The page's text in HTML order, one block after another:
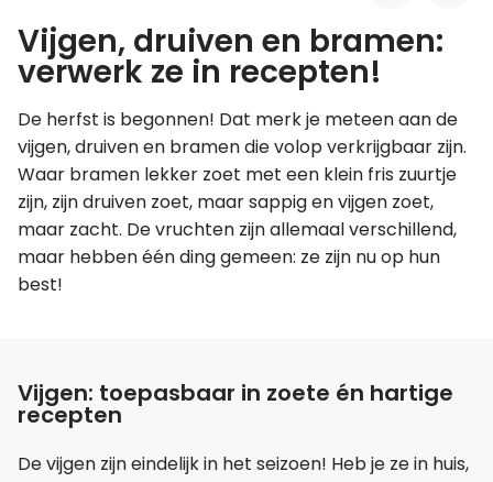
Leer koken als een chef
Kooktips & blogs
Vijgen, druiven en bramen:
verwerk ze in recepten!
De herfst is begonnen! Dat merk je meteen aan de
vijgen, druiven en bramen die volop verkrijgbaar zijn.
Waar bramen lekker zoet met een klein fris zuurtje
zijn, zijn druiven zoet, maar sappig en vijgen zoet,
maar zacht. De vruchten zijn allemaal verschillend,
maar hebben één ding gemeen: ze zijn nu op hun
best!
Vijgen: toepasbaar in zoete én hartige
recepten
De vijgen zijn eindelijk in het seizoen! Heb je ze in huis,